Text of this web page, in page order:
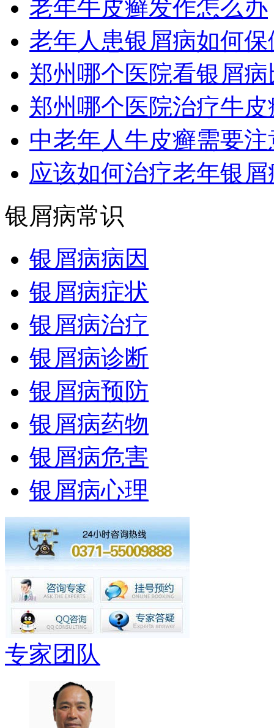
老年牛皮癣发作怎么办
老年人患银屑病如何保
郑州哪个医院看银屑
郑州哪个医院治疗牛
中老年人牛皮癣需要
应该如何治疗老年银屑
银屑病常识
银屑病病因
银屑病症状
银屑病治疗
银屑病诊断
银屑病预防
银屑病药物
银屑病危害
银屑病心理
专家团队